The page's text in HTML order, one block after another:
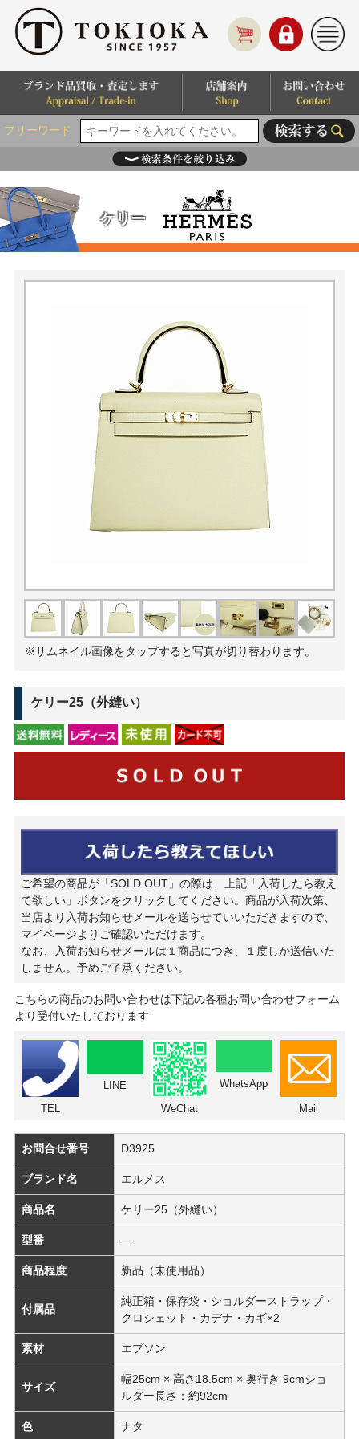
フリーワード
ケリー
※サムネイル画像をタップすると写真が切り替わります。
ケリー25（外縫い）
ご希望の商品が「SOLD OUT」の際は、上記「入荷したら教え
て欲しい」ボタンをクリックしてください。商品が入荷次第、
当店より入荷お知らせメールを送らせていいただきますので、
マイページよりご確認いただけます。
なお、入荷お知らせメールは１商品につき、１度しか送信いた
しません。予めご了承ください。
こちらの商品のお問い合わせは下記の各種お問い合わせフォーム
より受付いたしております
TEL
LINE
WeChat
WhatsApp
Mail
お問合せ番号 D3925
ブランド名 エルメス
商品名 ケリー25（外縫い）
型番 ―
商品程度 新品（未使用品）
付属品
純正箱・保存袋・ショルダーストラップ・
クロシェット・カデナ・カギ×2
素材 エプソン
サイズ
幅25cm × 高さ18.5cm × 奥行き 9cmショ
ルダー長さ：約92cm
色 ナタ